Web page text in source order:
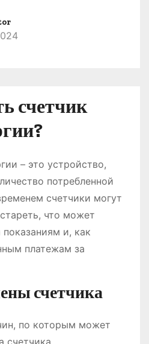
счетчик
– это устройство,
потребленной
счетчики могут
что может
и, как
платежам за
счетчика
по которым может
счетчика